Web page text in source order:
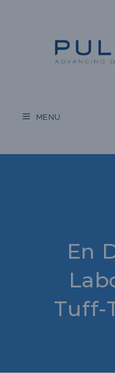
MENU
En
Tuff-